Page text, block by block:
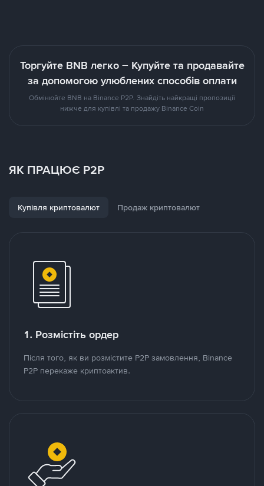
Торгуйте BNB легко – Купуйте та продавайте
за допомогою улюблених способів оплати
Обмінюйте BNB на Binance P2P. Знайдіть найкращі пропозиції
нижче для купівлі та продажу Binance Coin
ЯК ПРАЦЮЄ P2P
Купівля криптовалют Продаж криптовалют
1. Розмістіть ордер
Після того, як ви розмістите P2P замовлення, Binance
P2P перекаже криптоактив.